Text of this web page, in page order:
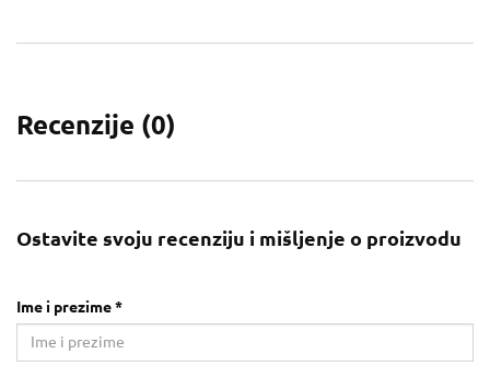
Recenzije (0)
Ostavite svoju recenziju i mišljenje o proizvodu
Ime i prezime *